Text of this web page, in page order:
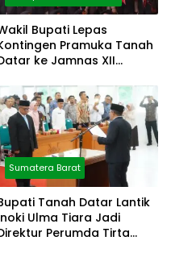
Bupati Lepas
Pramuka Tanah
ke Jamnas XII
Sumatera Barat
Tanah Datar Lantik
Ulma Tiara Jadi
Perumda Tirta